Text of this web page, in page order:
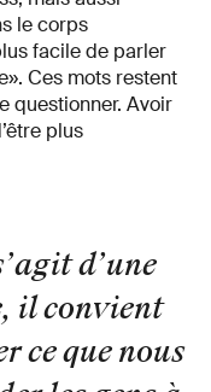
le corps
facile de parler
Ces mots restent
questionner. Avoir
plus
d’une
il convient
ce que nous